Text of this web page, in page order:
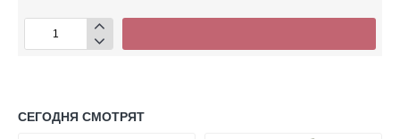
СЕГОДНЯ СМОТРЯТ